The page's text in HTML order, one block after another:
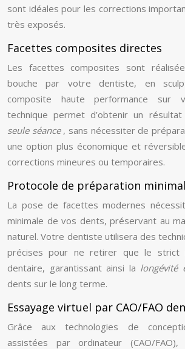
sont idéales pour les corrections
très exposés.
Facettes composites directes
Les facettes composites sont
bouche par votre dentiste, en
composite haute performance sur
technique permet d’obtenir un résultat
seule séance , sans nécessiter de
une option plus économique et
corrections mineures ou temporaires.
Protocole de préparation
La pose de facettes modernes
minimale de vos dents, préservant au
naturel. Votre dentiste utilisera des
précises pour ne retirer que le strict
dentaire, garantissant ainsi la longévité
dents sur le long terme.
Essayage virtuel par CAO/FAO
Grâce aux technologies de
assistées par ordinateur (CAO/